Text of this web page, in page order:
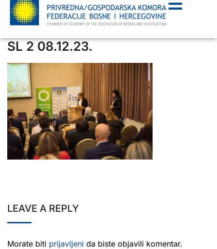
SL 2 08.12.23.
LEAVE A REPLY
Morate biti prijavljeni da biste objavili komentar.